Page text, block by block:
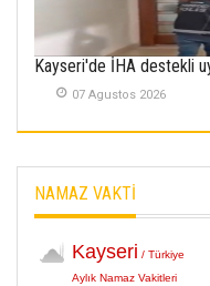
Kayseri'de İHA destekli
07 Agustos 2026
NAMAZ VAKTİ